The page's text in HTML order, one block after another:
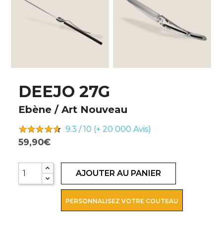
DEEJO 27G
Ebène / Art Nouveau
9.3 / 10 (+ 20 000 Avis)
59,90€
AJOUTER AU PANIER
PERSONNALISEZ VOTRE COUTEAU